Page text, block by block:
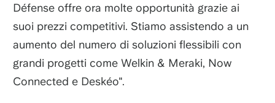
Défense offre ora molte opportunità grazie ai
suoi prezzi competitivi. Stiamo assistendo a un
aumento del numero di soluzioni flessibili con
grandi progetti come Welkin & Meraki, Now
Connected e Deskéo".